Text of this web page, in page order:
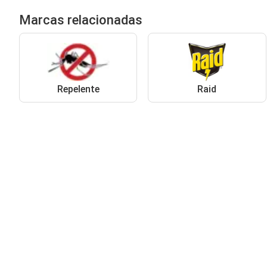
Marcas relacionadas
Repelente Raid